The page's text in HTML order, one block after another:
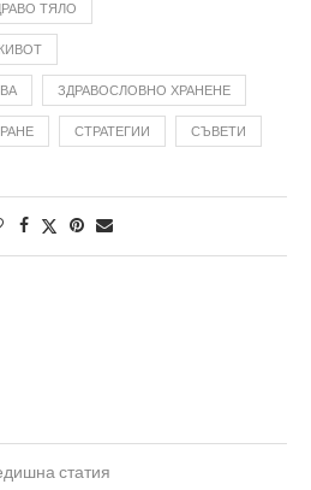
ТЯЛО
ЗДРАВОСЛОВНО ХРАНЕНЕ
СТРАТЕГИИ СЪВЕТИ
статия